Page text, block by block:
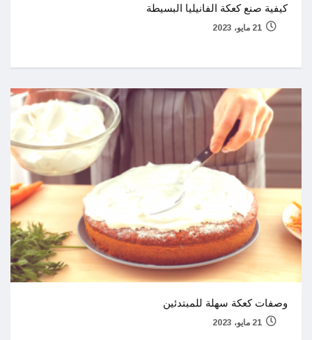
كيفية صنع كعكة الفانيليا البسيطة
21 مايو، 2023
وصفات كعكة سهلة للمبتدئين
21 مايو، 2023